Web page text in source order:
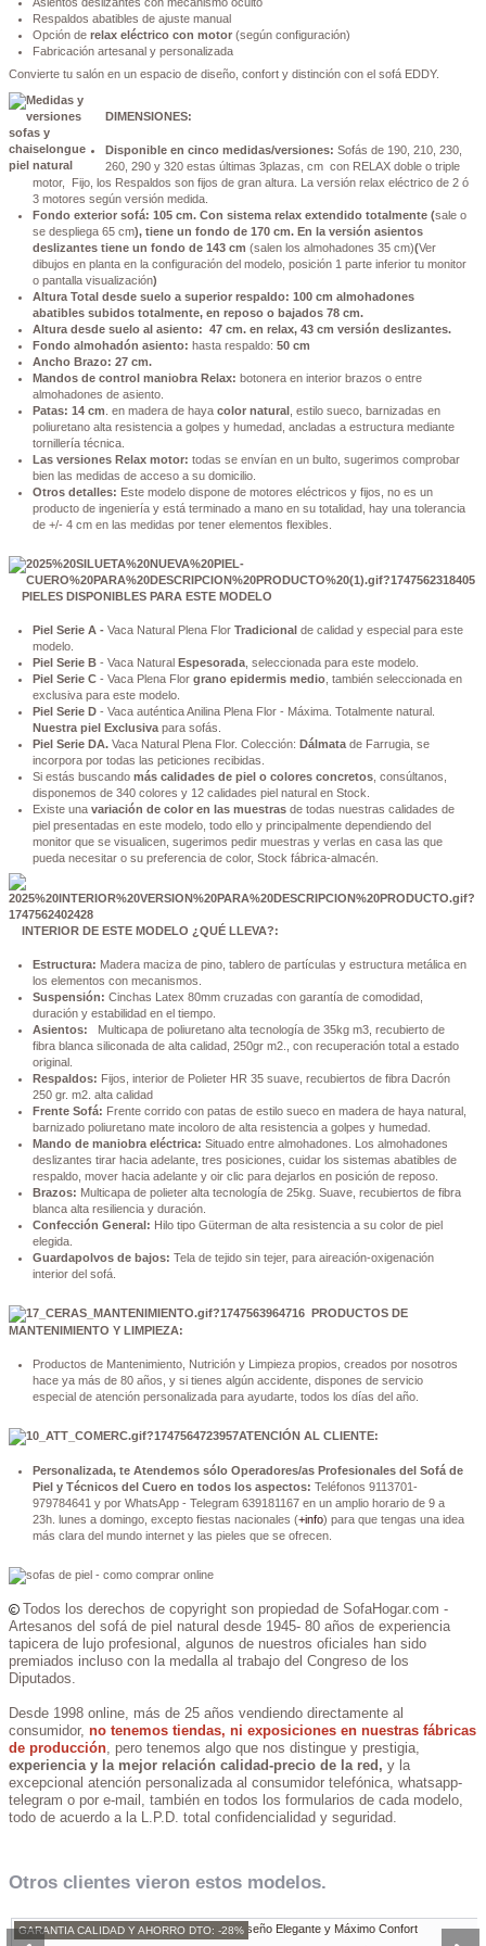
Respaldos abatibles de ajuste manual
Opción derelax eléctrico con motor (según configuración)
Fabricación artesanal y personalizada
Convierte tu salón en un espacio de diseño, confort y distinción con el sofá EDDY.
DIMENSIONES:
Disponible en cinco medidas/versiones: Sofás de 190, 210, 230,
260, 290 y 320 estas últimas 3plazas, cm con RELAX doble o triple
motor, Fijo, los Respaldos son fijos de gran altura. La versión relax eléctrico de 2 ó
3 motores según versión medida.
Fondo exterior sofá: 105 cm. Con sistema relax extendido totalmente (sale o
se despliega 65 cm), tiene un fondo de 170 cm. En la versión asientos
deslizantes tiene un fondo de 143 cm(salen los almohadones 35 cm)(Ver
dibujos en planta en la configuración del modelo, posición 1 parte inferior tu monitor
o pantalla visualización)
Altura Total desde suelo a superior respaldo: 100 cm almohadones
abatibles subidos totalmente, en reposo o bajados 78 cm.
Altura desde suelo al asiento: 47 cm. en relax, 43 cm versión deslizantes.
Fondo almohadón asiento: hasta respaldo:50 cm
Ancho Brazo: 27 cm.
Mandos de control maniobra Relax:botonera en interior brazos o entre
almohadones de asiento.
Patas: 14 cm . en madera de hayacolor natural , estilo sueco, barnizadas en
poliuretano alta resistencia a golpes y humedad, ancladas a estructura mediante
tornillería técnica.
Las versiones Relax motor: todas se envían en un bulto, sugerimos comprobar
bien las medidas de acceso a su domicilio.
Otros detalles: Este modelo dispone de motores eléctricos y fijos, no es un
producto de ingeniería y está terminado a mano en su totalidad, hay una tolerancia
de +/- 4 cm en las medidas por tener elementos flexibles.
PIELES DISPONIBLES PARA ESTE MODELO
Piel Serie A -Vaca Natural Plena Flor Tradicionalde calidad y especial para este
modelo.
Piel Serie B - Vaca NaturalEspesorada , seleccionada para este modelo.
Piel Serie C - Vaca Plena Florgrano epidermis medio , también seleccionada en
exclusiva para este modelo.
Piel Serie D - Vaca auténtica Anilina Plena Flor - Máxima. Totalmente natural.
Nuestra piel Exclusiva para sofás.
Piel Serie DA. Vaca Natural Plena Flor. Colección:Dálmata de Farrugia, se
incorpora por todas las peticiones recibidas.
Si estás buscandomás calidades de piel o colores concretos , consúltanos,
disponemos de 340 colores y 12 calidades piel natural en Stock.
Existe unavariación de color en las muestras de todas nuestras calidades de
piel presentadas en este modelo, todo ello y principalmente dependiendo del
monitor que se visualicen, sugerimos pedir muestras y verlas en casa las que
pueda necesitar o su preferencia de color, Stock fábrica-almacén.
INTERIOR DE ESTE MODELO ¿QUÉ LLEVA?:
Estructura: Madera maciza de pino, tablero de partículas y estructura metálica en
los elementos con mecanismos.
Suspensión: Cinchas Latex 80mm cruzadas con garantía de comodidad,
duración y estabilidad en el tiempo.
Asientos:
Multicapa de poliuretano alta tecnología de 35kg m3, recubierto de
fibra blanca siliconada de alta calidad, 250gr m2., con recuperación total a estado
original.
Respaldos: Fijos, interior de Polieter HR 35 suave, recubiertos de fibra Dacrón
250 gr. m2. alta calidad
Frente Sofá: Frente corrido con patas de estilo sueco en madera de haya natural,
barnizado poliuretano mate incoloro de alta resistencia a golpes y humedad.
Mando de maniobra eléctrica: Situado entre almohadones. Los almohadones
deslizantes tirar hacia adelante, tres posiciones, cuidar los sistemas abatibles de
respaldo, mover hacia adelante y oir clic para dejarlos en posición de reposo.
Brazos: Multicapa de polieter alta tecnología de 25kg. Suave, recubiertos de fibra
blanca alta resiliencia y duración.
Confección General: Hilo tipo Güterman de alta resistencia a su color de piel
elegida.
Guardapolvos de bajos: Tela de tejido sin tejer, para aireación-oxigenación
interior del sofá.
PRODUCTOS DE
MANTENIMIENTO Y LIMPIEZA:
Productos de Mantenimiento, Nutrición y Limpieza propios, creados por nosotros
hace ya más de 80 años, y si tienes algún accidente, dispones de servicio
especial de atención personalizada para ayudarte, todos los días del año.
ATENCIÓN AL CLIENTE:
Personalizada, te Atendemos sólo Operadores/as Profesionales del Sofá de
Piel y Técnicos del Cuero en todos los aspectos:Teléfonos 9113701-
979784641 y por WhatsApp - Telegram 639181167 en un amplio horario de 9 a
23h. lunes a domingo, excepto fiestas nacionales (+info) para que tengas una idea
más clara del mundo internet y las pieles que se ofrecen.
Todos los derechos de copyright son propiedad de SofaHogar.com -
Artesanos del sofá de piel natural desde 1945- 80 años de experiencia
tapicera de lujo profesional, algunos de nuestros oficiales han sido
premiados incluso con la medalla al trabajo del Congreso de los
Diputados.
Desde 1998 online, más de 25 años vendiendo directamente al
consumidor,no tenemos tiendas, ni exposiciones en nuestras fábricas
de producción, pero tenemos algo que nos distingue y prestigia,
experiencia y la mejor relación calidad-precio de la red,y la
excepcional atención personalizada al consumidor telefónica, whatsapp-
telegram o por e-mail, también en todos los formularios de cada modelo,
todo de acuerdo a la L.P.D. total confidencialidad y seguridad.
Otros clientes vieron estos modelos.
GARANTIA CALIDAD Y AHORRO DTO: -28%